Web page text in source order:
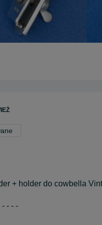
+ holder do cowbella
- - - -